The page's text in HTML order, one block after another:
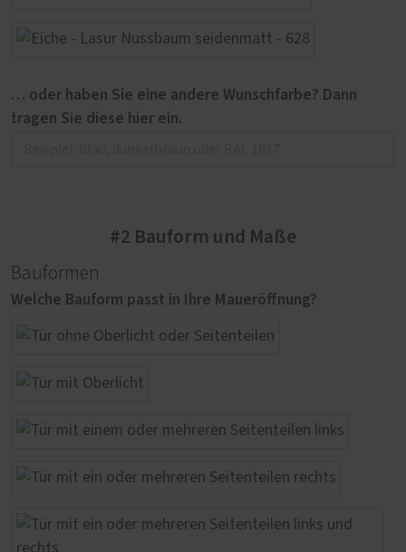
… oder haben Sie eine andere Wunschfarbe? Dann
tragen Sie diese hier ein.
#2 Bauform und Maße
Bauformen
Welche Bauform passt in Ihre Maueröffnung?